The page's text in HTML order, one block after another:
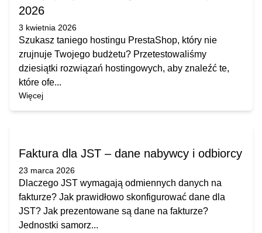
2026
3 kwietnia 2026
Szukasz taniego hostingu PrestaShop, który nie
zrujnuje Twojego budżetu? Przetestowaliśmy
dziesiątki rozwiązań hostingowych, aby znaleźć te,
które ofe...
Więcej
Faktura dla JST – dane nabywcy i odbiorcy
23 marca 2026
Dlaczego JST wymagają odmiennych danych na
fakturze? Jak prawidłowo skonfigurować dane dla
JST? Jak prezentowane są dane na fakturze?
Jednostki samorz...